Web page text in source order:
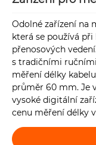
Odolné zařízení na
která se používá
přenosových
s tradičními
měření délky
průměr 60 mm. Je
vysoké digitální
cenu měření délky